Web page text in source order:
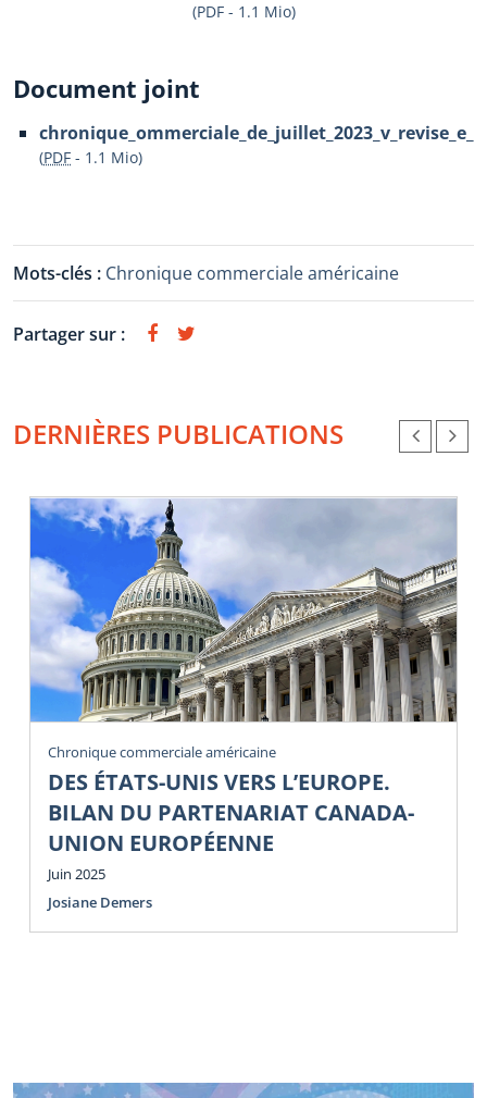
(PDF - 1.1 Mio)
Document joint
(PDF - 1.1 Mio)
Mots-clés : Chronique commerciale américaine
Partager sur :
DERNIÈRES PUBLICATIONS
Chronique commerciale américaine
DES ÉTATS-UNIS VERS L’EUROPE.
BILAN DU PARTENARIAT CANADA-
UNION EUROPÉENNE
Juin 2025
Josiane Demers